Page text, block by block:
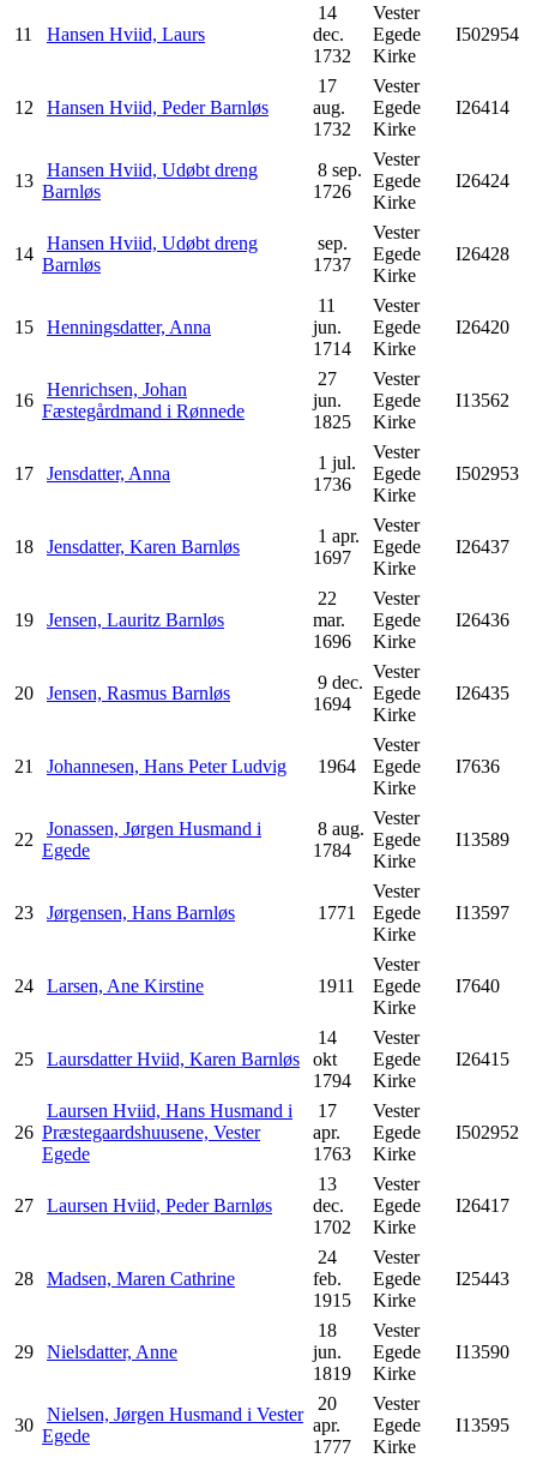
11 Hansen Hviid, Laurs
14
dec.
1732
Vester
Egede
Kirke
I502954
12 Hansen Hviid, Peder Barnløs
17
aug.
1732
Vester
Egede
Kirke
I26414
13
Hansen Hviid, Udøbt dreng
Barnløs
8 sep.
1726
Vester
Egede
Kirke
I26424
14
Hansen Hviid, Udøbt dreng
Barnløs
sep.
1737
Vester
Egede
Kirke
I26428
15 Henningsdatter, Anna
11
jun.
1714
Vester
Egede
Kirke
I26420
16
Henrichsen, Johan
Fæstegårdmand i Rønnede
27
jun.
1825
Vester
Egede
Kirke
I13562
17 Jensdatter, Anna
1 jul.
1736
Vester
Egede
Kirke
I502953
18 Jensdatter, Karen Barnløs
1 apr.
1697
Vester
Egede
Kirke
I26437
19 Jensen, Lauritz Barnløs
22
mar.
1696
Vester
Egede
Kirke
I26436
20 Jensen, Rasmus Barnløs
9 dec.
1694
Vester
Egede
Kirke
I26435
21 Johannesen, Hans Peter Ludvig 1964
Vester
Egede
Kirke
I7636
22
Jonassen, Jørgen Husmand i
Egede
8 aug.
1784
Vester
Egede
Kirke
I13589
23 Jørgensen, Hans Barnløs 1771
Vester
Egede
Kirke
I13597
24 Larsen, Ane Kirstine 1911
Vester
Egede
Kirke
I7640
25 Laursdatter Hviid, Karen Barnløs
14
okt
1794
Vester
Egede
Kirke
I26415
26
Laursen Hviid, Hans Husmand i
Præstegaardshuusene, Vester
Egede
17
apr.
1763
Vester
Egede
Kirke
I502952
27 Laursen Hviid, Peder Barnløs
13
dec.
1702
Vester
Egede
Kirke
I26417
28 Madsen, Maren Cathrine
24
feb.
1915
Vester
Egede
Kirke
I25443
29 Nielsdatter, Anne
18
jun.
1819
Vester
Egede
Kirke
I13590
30
Nielsen, Jørgen Husmand i Vester
Egede
20
apr.
1777
Vester
Egede
Kirke
I13595